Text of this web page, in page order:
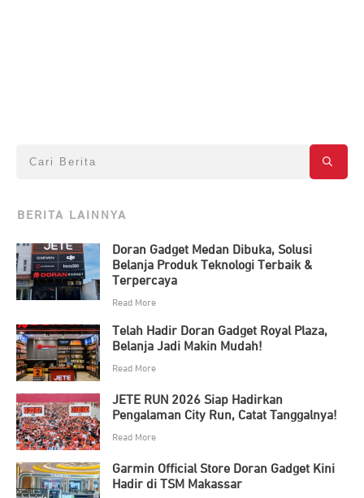
BERITA LAINNYA
Doran Gadget Medan Dibuka, Solusi
Belanja Produk Teknologi Terbaik &
Terpercaya
Read More
Telah Hadir Doran Gadget Royal Plaza,
Belanja Jadi Makin Mudah!
Read More
JETE RUN 2026 Siap Hadirkan
Pengalaman City Run, Catat Tanggalnya!
Read More
Garmin Official Store Doran Gadget Kini
Hadir di TSM Makassar